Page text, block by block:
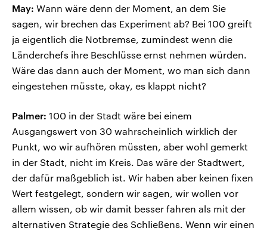
May: Wann wäre denn der Moment, an dem Sie
sagen, wir brechen das Experiment ab? Bei 100 greift
ja eigentlich die Notbremse, zumindest wenn die
Länderchefs ihre Beschlüsse ernst nehmen würden.
Wäre das dann auch der Moment, wo man sich dann
eingestehen müsste, okay, es klappt nicht?
Palmer: 100 in der Stadt wäre bei einem
Ausgangswert von 30 wahrscheinlich wirklich der
Punkt, wo wir aufhören müssten, aber wohl gemerkt
in der Stadt, nicht im Kreis. Das wäre der Stadtwert,
der dafür maßgeblich ist. Wir haben aber keinen fixen
Wert festgelegt, sondern wir sagen, wir wollen vor
allem wissen, ob wir damit besser fahren als mit der
alternativen Strategie des Schließens. Wenn wir einen